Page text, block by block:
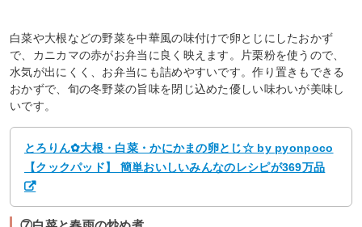
白菜や大根などの野菜を中華風の味付けで卵とじにしたおかず
で、カニカマの赤がお弁当に良く映えます。片栗粉を使うので、
水気が出にくく、お弁当にも詰めやすいです。作り置きもできる
おかずで、旬の冬野菜の旨味を閉じ込めた優しい味わいが美味し
いです。
とろりん✿大根・白菜・かにかまの卵とじ☆ by pyonpoco
【クックパッド】 簡単おいしいみんなのレシピが369万品